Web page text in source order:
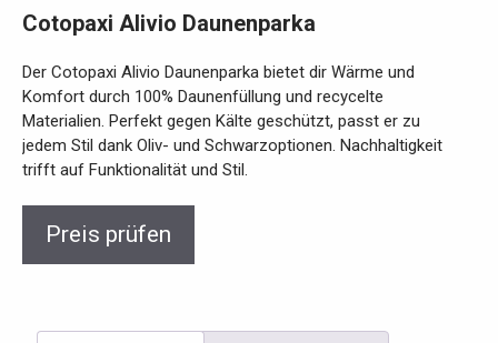
Cotopaxi Alivio Daunenparka
Der Cotopaxi Alivio Daunenparka bietet dir Wärme und
Komfort durch 100% Daunenfüllung und recycelte
Materialien. Perfekt gegen Kälte geschützt, passt er zu
jedem Stil dank Oliv- und Schwarzoptionen. Nachhaltigkeit
trifft auf Funktionalität und Stil.
Preis prüfen